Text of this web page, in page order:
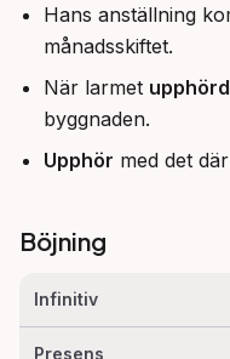
Hans anställning
månadsskiftet.
När larmet
byggnaden.
Upphör med det
Böjning
Infinitiv
Presens